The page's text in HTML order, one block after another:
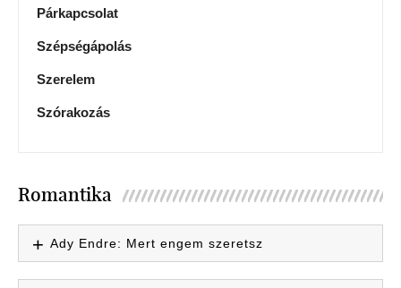
Párkapcsolat
Szépségápolás
Szerelem
Szórakozás
Romantika
Ady Endre: Mert engem szeretsz